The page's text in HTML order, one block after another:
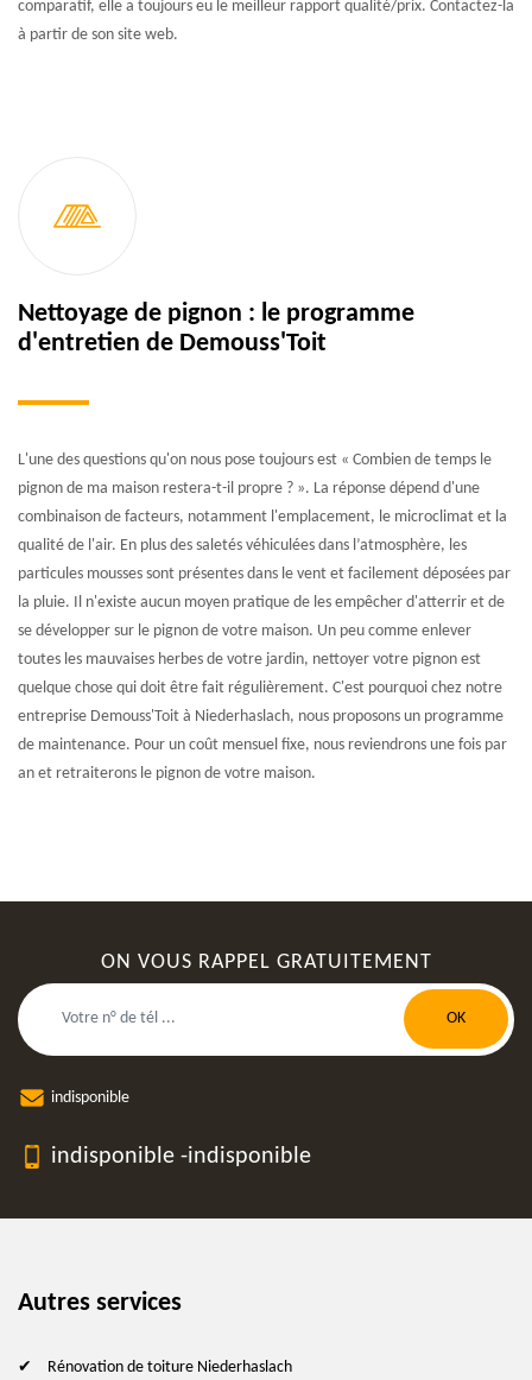
comparatif, elle a toujours eu le meilleur rapport qualité/prix. Contactez-la
à partir de son site web.
Nettoyage de pignon : le programme
d'entretien de Demouss'Toit
L'une des questions qu'on nous pose toujours est « Combien de temps le
pignon de ma maison restera-t-il propre ? ». La réponse dépend d'une
combinaison de facteurs, notamment l'emplacement, le microclimat et la
qualité de l'air. En plus des saletés véhiculées dans l’atmosphère, les
particules mousses sont présentes dans le vent et facilement déposées par
la pluie. Il n'existe aucun moyen pratique de les empêcher d'atterrir et de
se développer sur le pignon de votre maison. Un peu comme enlever
toutes les mauvaises herbes de votre jardin, nettoyer votre pignon est
quelque chose qui doit être fait régulièrement. C'est pourquoi chez notre
entreprise Demouss'Toit à Niederhaslach, nous proposons un programme
de maintenance. Pour un coût mensuel fixe, nous reviendrons une fois par
an et retraiterons le pignon de votre maison.
ON VOUS RAPPEL GRATUITEMENT
indisponible
indisponible -indisponible
Autres services
Rénovation de toiture Niederhaslach